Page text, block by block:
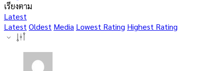
เรียงตาม
Latest
Latest Oldest Media Lowest Rating Highest Rating